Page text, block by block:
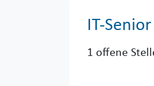
IT-
1 offene